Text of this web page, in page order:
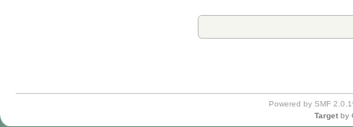
Powered by SMF
Target by